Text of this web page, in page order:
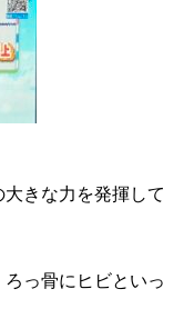
きな力を発揮して
っ骨にヒビといっ